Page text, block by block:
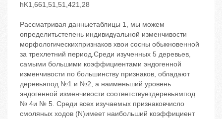
hK1,661,51,51,421,28
Рассматривая данныетаблицы 1, мы можем
определитьстепень индивидуальной изменчивости
морфологическихпризнаков хвои сосны обыкновенной
за трехлетний период.Среди изученных 5 деревьев,
самыми большими коэффициентами эндогенной
изменчивости по большинству признаков, обладают
деревьяпод №1 и №2, а наименьший уровень
эндогенной изменчивости соответствуетдеревьямпод
№ 4и № 5. Среди всех изучаемых признаковчисло
смоляных ходов (N)имеет наибольший коэффициент